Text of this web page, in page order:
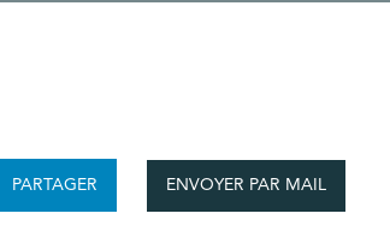
PARTAGER ENVOYER PAR MAIL